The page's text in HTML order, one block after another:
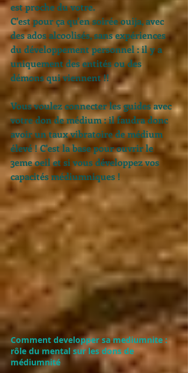
est proche du votre.
C'est pour ça qu'en soirée ouija, avec
des ados alcoolisés, sans expériences
du développement personnel : il y a
uniquement des entités ou des
démons qui viennent !!
Vous voulez connecter les guides avec
votre don de médium : il faudra donc
avoir un taux vibratoire de médium
élevé ! C'est la base pour ouvrir le
3eme oeil et si vous développez vos
capacités médiumniques !
Comment developper sa mediumnite :
rôle du mental sur les dons de
médiumnité